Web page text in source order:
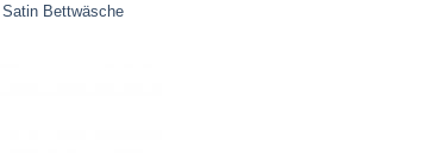
,Satin Bettwäsche